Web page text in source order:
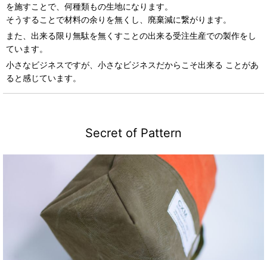
を施すことで、何種類もの生地になります。
そうすることで材料の余りを無くし、廃棄減に繋がります。
また、出来る限り無駄を無くすことの出来る受注生産での製作をし
ています。
小さなビジネスですが、小さなビジネスだからこそ出来る ことがあ
ると感じています。
Secret of Pattern